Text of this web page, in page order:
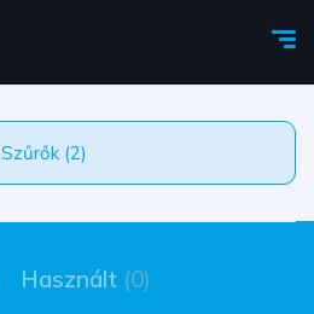
Szűrők (2)
Használt (0)